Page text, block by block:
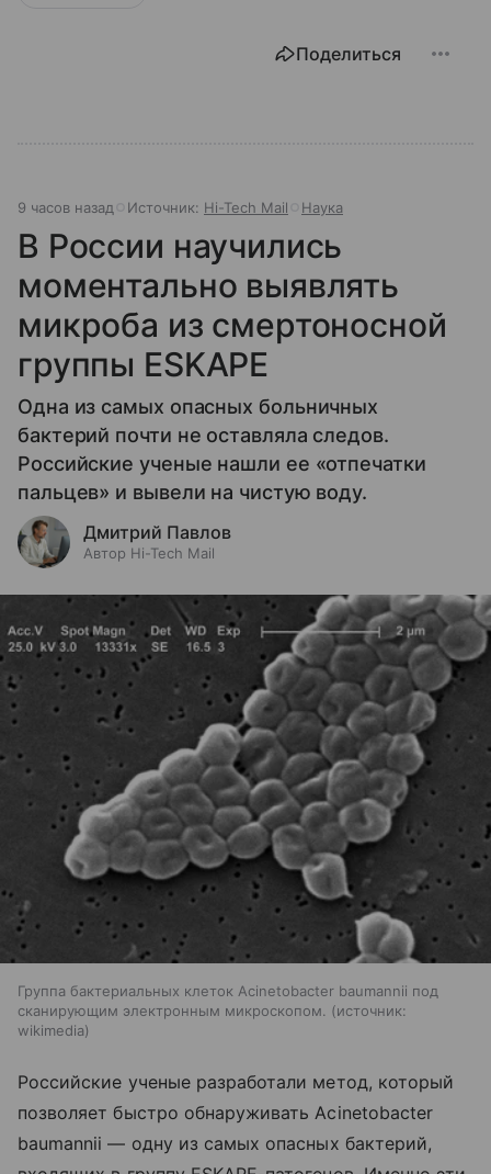
Поделиться
9 часов назад Источник: Hi-Tech Mail Наука
В России научились
моментально выявлять
микроба из смертоносной
группы ESKAPE
Одна из самых опасных больничных
бактерий почти не оставляла следов.
Российские ученые нашли ее «отпечатки
пальцев» и вывели на чистую воду.
Дмитрий Павлов
Автор Hi-Tech Mail
Группа бактериальных клеток Acinetobacter baumannii под
сканирующим электронным микроскопом.
источник:
wikimedia
Российские ученые разработали метод, который
позволяет быстро обнаруживать Acinetobacter
baumannii — одну из самых опасных бактерий,